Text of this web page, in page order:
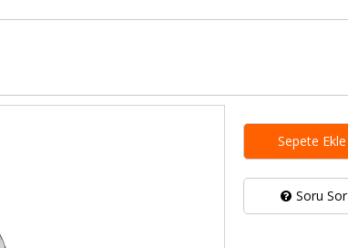
Sepete Ekle
Soru Sor